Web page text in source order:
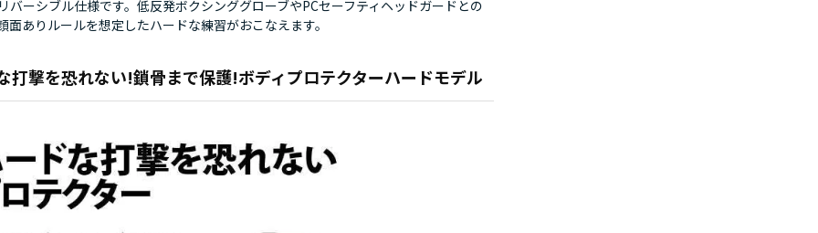
バーシブル仕様です。低反発ボクシンググローブやPCセーフティヘッドガードとの
面ありルールを想定したハードな練習がおこなえます。
打撃を恐れない!鎖骨まで保護!ボディプロテクターハードモデル